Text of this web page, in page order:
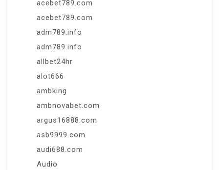
acebet789.com
acebet789.com
adm789.info
adm789.info
allbet24hr
alot666
ambking
ambnovabet.com
argus16888.com
asb9999.com
audi688.com
Audio